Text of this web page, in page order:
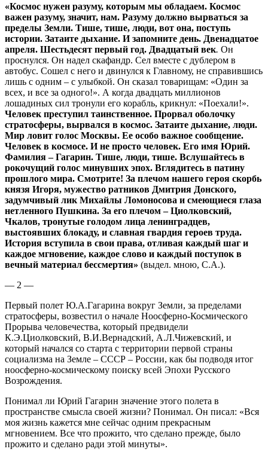
«Космос нужен разуму, которым мы обладаем. Космос
важен разуму, значит, нам. Разуму должно вырваться за
пределы Земли. Тише, тише, люди, вот она, поступь
истории. Затаите дыхание. И запомните день. Двенадцатое
апреля. Шестьдесят первый год. Двадцатый век. Он
проснулся. Он надел скафандр. Сел вместе с дублером в
автобус. Сошел с него и двинулся к Главному, не справившись
лишь с одним – с улыбкой. Он сказал товарищам: «Один за
всех, и все за одного!». А когда двадцать миллионов
лошадиных сил тронули его корабль, крикнул: «Поехали!».
Человек преступил таинственное. Прорвал оболочку
стратосферы, вырвался в космос. Затаите дыхание, люди.
Мир ловит голос Москвы. Ее особо важное сообщение.
Человек в космосе. И не просто человек. Его имя Юрий.
Фамилия – Гагарин. Тише, люди, тише. Вслушайтесь в
рокочущий голос минувших эпох. Вглядитесь в патину
прошлого мира. Смотрите! За плечом нашего героя скорбь
князя Игоря, мужество ратников Дмитрия Донского,
задумчивый лик Михайлы Ломоносова и смеющиеся глаза
нетленного Пушкина. За его плечом – Циолковский,
Чкалов, тронутые голодом лица ленинградцев,
выстоявших блокаду, и славная гвардия героев труда.
История вступила в свои права, отливая каждый шаг и
каждое мгновение, каждое слово и каждый поступок в
вечный материал бессмертия» (выдел. мною, С.А.).
— 2 —
Первый полет Ю.А.Гагарина вокруг Земли, за пределами
стратосферы, возвестил о начале Ноосферно-Космического
Прорыва человечества, который предвидели
К.Э.Циолковский, В.И.Вернадский, А.Л.Чижевский, и
который начался со старта с территории первой страны
социализма на Земле – СССР – России, как бы подводя итог
ноосферно-космическому поиску всей Эпохи Русского
Возрождения.
Понимал ли Юрий Гагарин значение этого полета в
пространстве смысла своей жизни? Понимал. Он писал: «Вся
моя жизнь кажется мне сейчас одним прекрасным
мгновением. Все что прожито, что сделано прежде, было
прожито и сделано ради этой минуты».